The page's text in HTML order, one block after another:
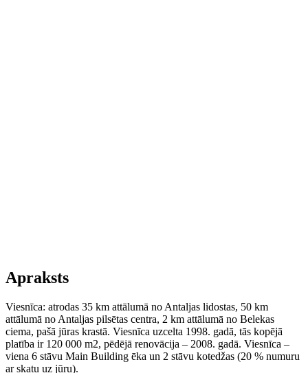
Apraksts
Viesnīca: atrodas 35 km attālumā no Antaljas lidostas, 50 km
attālumā no Antaljas pilsētas centra, 2 km attālumā no Belekas
ciema, pašā jūras krastā. Viesnīca uzcelta 1998. gadā, tās kopējā
platība ir 120 000 m2, pēdējā renovācija – 2008. gadā. Viesnīca –
viena 6 stāvu Main Building ēka un 2 stāvu kotedžas (20 % numuru
ar skatu uz jūru).